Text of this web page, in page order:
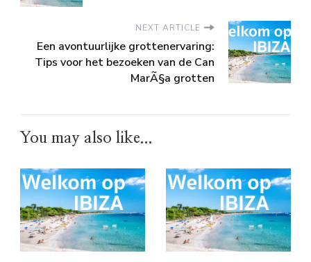
NEXT ARTICLE
Een avontuurlijke grottenervaring:
Tips voor het bezoeken van de Can
MarÃ§a grotten
You may also like...